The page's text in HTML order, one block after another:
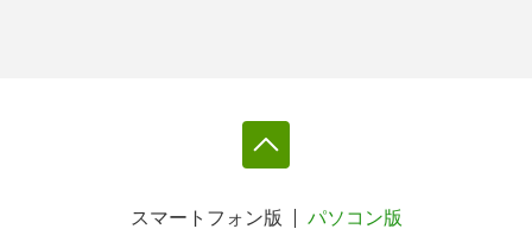
スマートフォン版 パソコン版